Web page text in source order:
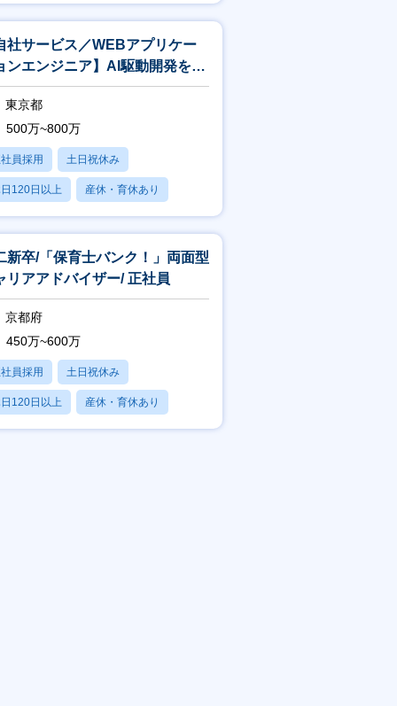
あり
社サービス／WEBアプリケー
ンエンジニア】AI駆動開発を推
早期テックリードを目指せま
東京都
500万~800万
員採用 土日祝休み
120日以上 産休・育休あり
あり
新卒/「保育士バンク！」両面型
リアアドバイザー/ 正社員
京都府
450万~600万
員採用 土日祝休み
120日以上 産休・育休あり
あり